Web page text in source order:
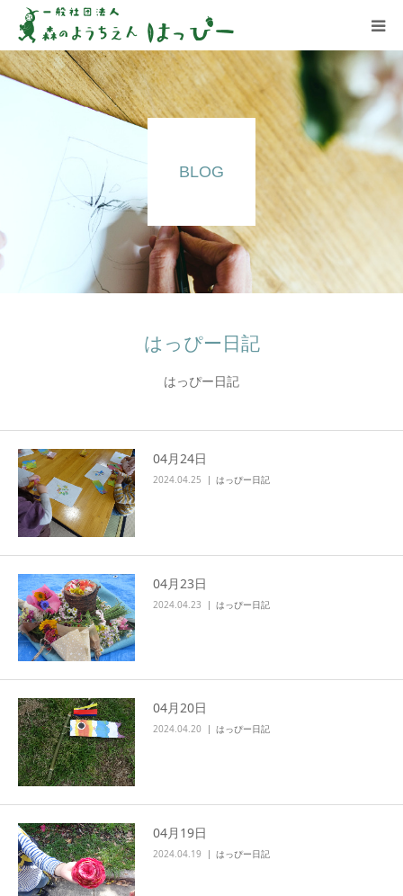
BLOG
はっぴー日記
はっぴー日記
04月24日
2024.04.25 はっぴー日記
04月23日
2024.04.23 はっぴー日記
04月20日
2024.04.20 はっぴー日記
04月19日
2024.04.19 はっぴー日記
はっぴーについて
はっぴーの保育
お知らせ
ブログ
アクセス